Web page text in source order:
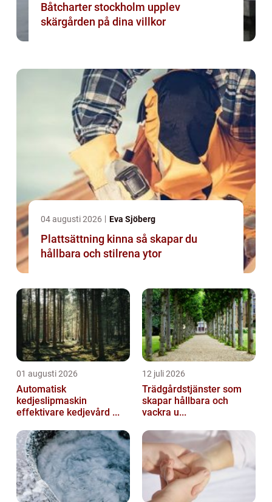
Båtcharter stockholm upplev
skärgården på dina villkor
04 augusti 2026 Eva Sjöberg
Plattsättning kinna så skapar du
hållbara och stilrena ytor
01 augusti 2026
Automatisk
kedjeslipmaskin
effektivare kedjevård ...
12 juli 2026
Trädgårdstjänster som
skapar hållbara och
vackra u...